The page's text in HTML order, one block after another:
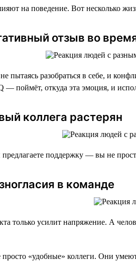
на поведение. Вот несколько
отзыв во
пытаясь разобраться в себе, и
поймёт, откуда эта эмоция, и
коллега растерян
поддержку — вы не
в команде
только усилит напряжение. А
«удобные» коллеги. Они